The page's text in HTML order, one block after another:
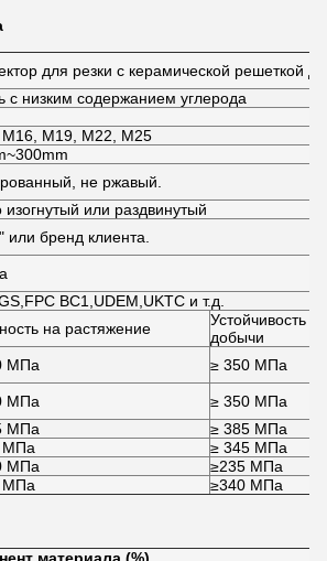
для резки с керамической решеткой
с низким содержанием углерода
М19, М22, М25
не ржавый.
изогнутый или раздвинутый
или бренд клиента.
BC1,UDEM,UKTC и т.д.
на растяжение
Устойчивость
добычи
МПа ≥ 350 МПа
МПа ≥ 350 МПа
МПа ≥ 385 МПа
МПа ≥ 345 МПа
МПа ≥235 МПа
МПа ≥340 МПа